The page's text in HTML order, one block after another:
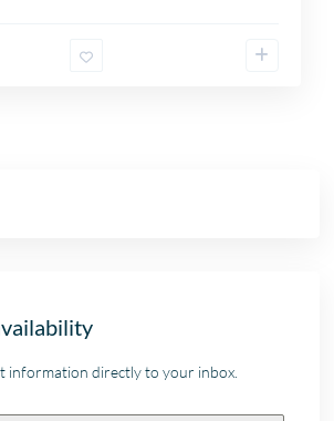
information directly to your inbox.